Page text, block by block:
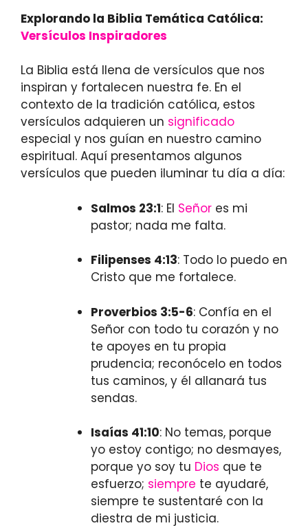
Explorando la Biblia Temática Católica:
Versículos Inspiradores
La Biblia está llena de versículos que nos
inspiran y fortalecen nuestra fe. En el
contexto de la tradición católica, estos
versículos adquieren un significado
especial y nos guían en nuestro camino
espiritual. Aquí presentamos algunos
versículos que pueden iluminar tu día a día:
Salmos 23:1: El Señor es mi
pastor; nada me falta.
Filipenses 4:13: Todo lo puedo en
Cristo que me fortalece.
Proverbios 3:5-6: Confía en el
Señor con todo tu corazón y no
te apoyes en tu propia
prudencia; reconócelo en todos
tus caminos, y él allanará tus
sendas.
Isaías 41:10: No temas, porque
yo estoy contigo; no desmayes,
porque yo soy tu Dios que te
esfuerzo; siempre te ayudaré,
siempre te sustentaré con la
diestra de mi justicia.